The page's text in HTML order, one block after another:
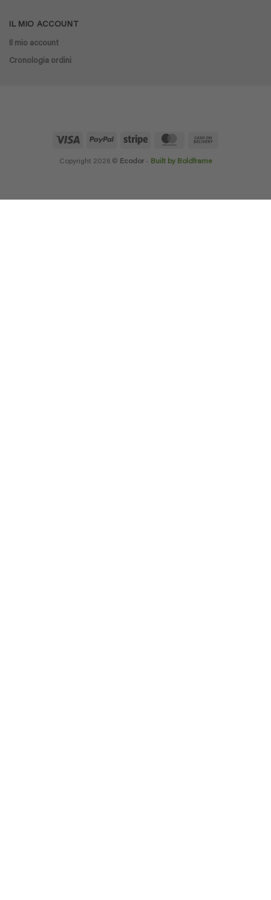
IL MIO ACCOUNT
Il mio account
Cronologia ordini
Visa PayPal Stripe MasterCard
Copyright 2026 © Ecodor- Built by Boldframe